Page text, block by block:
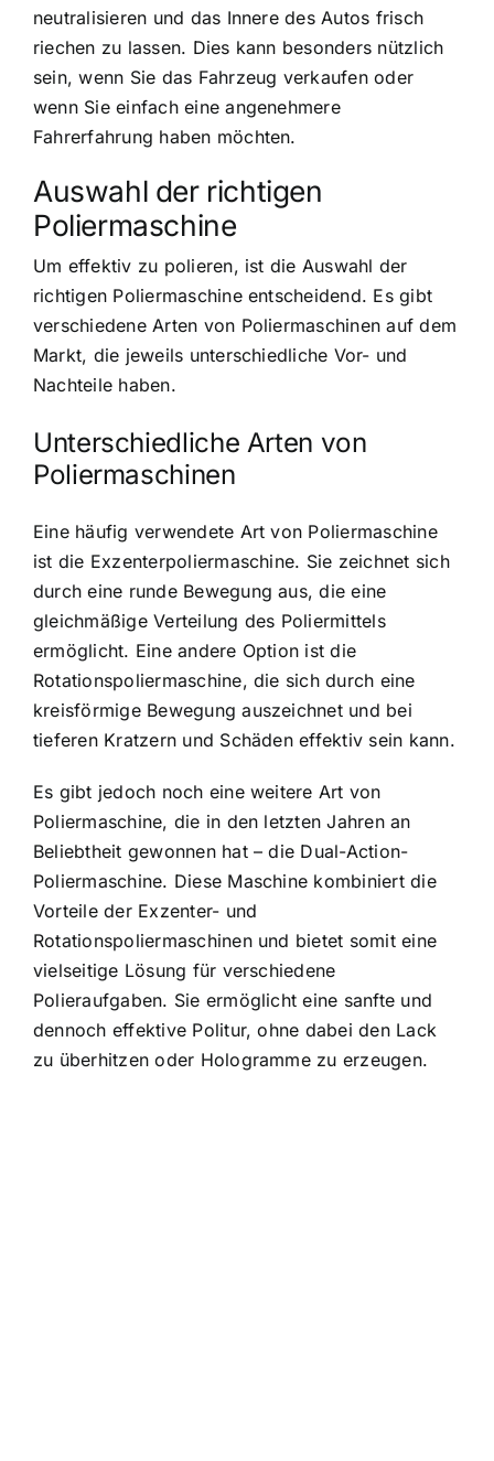
neutralisieren und das Innere des Autos frisch
riechen zu lassen. Dies kann besonders nützlich
sein, wenn Sie das Fahrzeug verkaufen oder
wenn Sie einfach eine angenehmere
Fahrerfahrung haben möchten.
Auswahl der richtigen
Poliermaschine
Um effektiv zu polieren, ist die Auswahl der
richtigen Poliermaschine entscheidend. Es gibt
verschiedene Arten von Poliermaschinen auf dem
Markt, die jeweils unterschiedliche Vor- und
Nachteile haben.
Unterschiedliche Arten von
Poliermaschinen
Eine häufig verwendete Art von Poliermaschine
ist die Exzenterpoliermaschine. Sie zeichnet sich
durch eine runde Bewegung aus, die eine
gleichmäßige Verteilung des Poliermittels
ermöglicht. Eine andere Option ist die
Rotationspoliermaschine, die sich durch eine
kreisförmige Bewegung auszeichnet und bei
tieferen Kratzern und Schäden effektiv sein kann.
Es gibt jedoch noch eine weitere Art von
Poliermaschine, die in den letzten Jahren an
Beliebtheit gewonnen hat – die Dual-Action-
Poliermaschine. Diese Maschine kombiniert die
Vorteile der Exzenter- und
Rotationspoliermaschinen und bietet somit eine
vielseitige Lösung für verschiedene
Polieraufgaben. Sie ermöglicht eine sanfte und
dennoch effektive Politur, ohne dabei den Lack
zu überhitzen oder Hologramme zu erzeugen.